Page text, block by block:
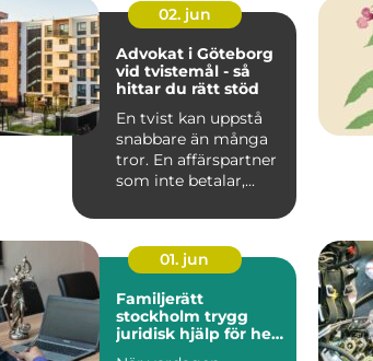
02. jun
Advokat i Göteborg
vid tvistemål - så
hittar du rätt stöd
En tvist kan uppstå
snabbare än många
tror. En affärspartner
som inte betalar,...
01. jun
Familjerätt
stockholm trygg
juridisk hjälp för hela